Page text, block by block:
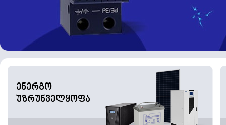
ენერგო
უზრუნველყოფა